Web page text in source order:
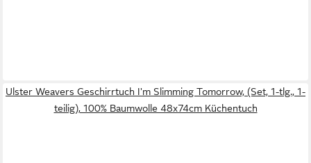
Ulster Weavers Geschirrtuch I'm Slimming Tomorrow, (Set, 1-tlg., 1-
teilig), 100% Baumwolle 48x74cm Küchentuch